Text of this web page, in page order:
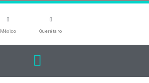
México Querétaro